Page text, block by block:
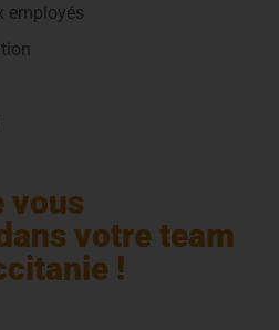
employés
vous
votre team
!